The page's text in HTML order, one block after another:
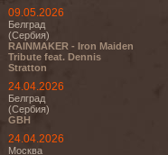
09.05.2026
Белград
(Сербия)
RAINMAKER - Iron Maiden
Tribute feat. Dennis
Stratton
24.04.2026
Белград
(Сербия)
GBH
24.04.2026
Москва